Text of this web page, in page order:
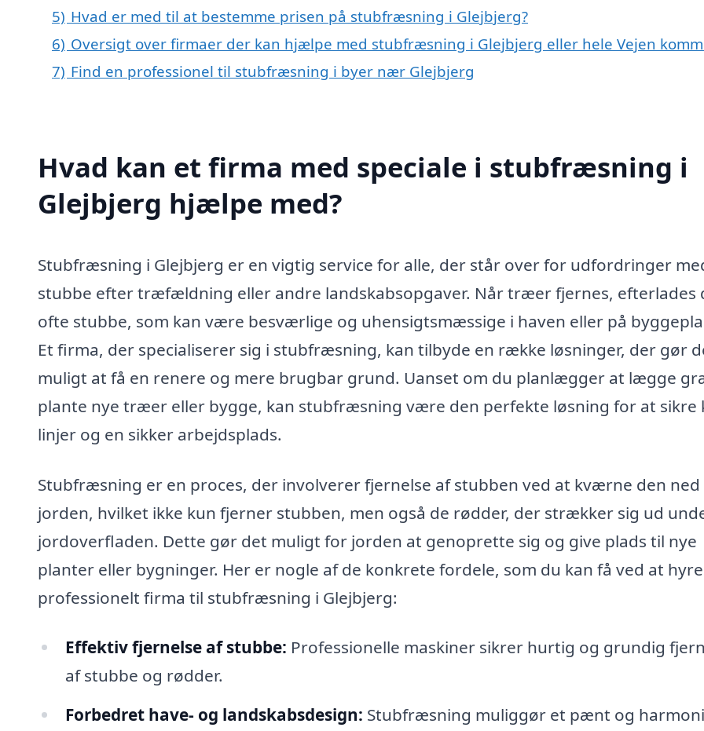
5) Hvad er med til at bestemme prisen på stubfræsning i Glejbjerg?
6) Oversigt over firmaer der kan hjælpe med stubfræsning i Glejbjerg eller hele Vejen
7) Find en professionel til stubfræsning i byer nær Glejbjerg
Hvad kan et firma med speciale i stubfræsning i
Glejbjerg hjælpe med?
Stubfræsning i Glejbjerg er en vigtig service for alle, der står over for udfordringer
stubbe efter træfældning eller andre landskabsopgaver. Når træer fjernes, efterlades
ofte stubbe, som kan være besværlige og uhensigtsmæssige i haven eller på
Et firma, der specialiserer sig i stubfræsning, kan tilbyde en række løsninger, der gør
muligt at få en renere og mere brugbar grund. Uanset om du planlægger at lægge
plante nye træer eller bygge, kan stubfræsning være den perfekte løsning for at sikre
linjer og en sikker arbejdsplads.
Stubfræsning er en proces, der involverer fjernelse af stubben ved at kværne den ned
jorden, hvilket ikke kun fjerner stubben, men også de rødder, der strækker sig ud
jordoverfladen. Dette gør det muligt for jorden at genoprette sig og give plads til nye
planter eller bygninger. Her er nogle af de konkrete fordele, som du kan få ved at
professionelt firma til stubfræsning i Glejbjerg:
Effektiv fjernelse af stubbe: Professionelle maskiner sikrer hurtig og grundig
af stubbe og rødder.
Forbedret have- og landskabsdesign: Stubfræsning muliggør et pænt og